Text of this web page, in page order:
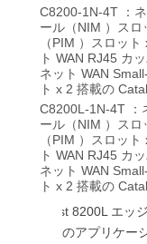
C8200-1N-4T ：
ール（ NIM ）スロ
（ PIM ）スロット
ト WAN RJ45 カ
ネット WAN
ト x 2 搭載の
C8200L-1N-4T
ール（ NIM ）スロ
（ PIM ）スロット
ト WAN RJ45 カ
ネット WAN
ト x 2 搭載の
Catalyst 8200L エッ
のアプリケー